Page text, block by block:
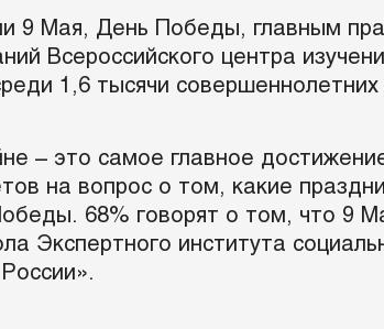
9 Мая, День Победы, главным
Всероссийского центра
1,6 тысячи совершеннолетних
– это самое главное
на вопрос о том, какие
68% говорят о том, что 9
Экспертного института